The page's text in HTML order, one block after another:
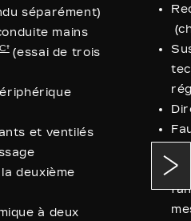
séparément)
mains
(essai de trois
et ventilés
deuxième
à deux